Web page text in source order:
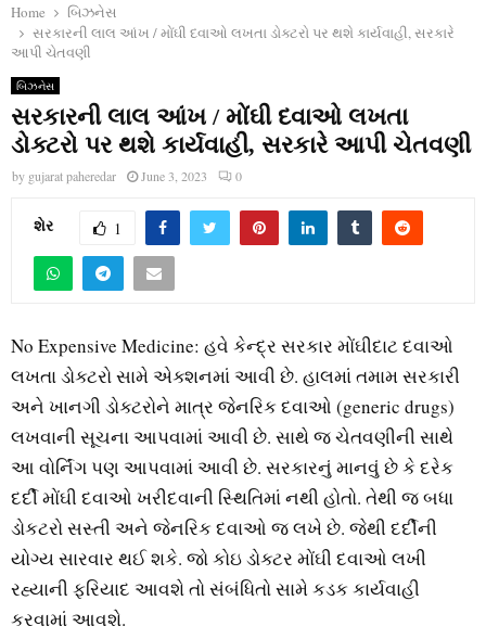
Home
બિઝનેસ
સરકારની લાલ આંખ / મોંઘી દવાઓ લખતા ડોક્ટરો પર થશે કાર્યવાહી, સરકારે
આપી ચેતવણી
બિઝનેસ
સરકારની લાલ આંખ / મોંઘી દવાઓ લખતા
ડોક્ટરો પર થશે કાર્યવાહી, સરકારે આપી ચેતવણી
by gujarat paheredar June 3, 2023 0
શેર 1
No Expensive Medicine: હવે કેન્દ્ર સરકાર મોંઘીદાટ દવાઓ
લખતા ડોક્ટરો સામે એક્શનમાં આવી છે. હાલમાં તમામ સરકારી
અને ખાનગી ડોક્ટરોને માત્ર જેનરિક દવાઓ (generic drugs)
લખવાની સૂચના આપવામાં આવી છે. સાથે જ ચેતવણીની સાથે
આ વોર્નિંગ પણ આપવામાં આવી છે. સરકારનું માનવું છે કે દરેક
દર્દી મોંઘી દવાઓ ખરીદવાની સ્થિતિમાં નથી હોતો. તેથી જ બધા
ડોકટરો સસ્તી અને જેનરિક દવાઓ જ લખે છે. જેથી દર્દીની
યોગ્ય સારવાર થઈ શકે. જો કોઇ ડોક્ટર મોંઘી દવાઓ લખી
રહ્યાની ફરિયાદ આવશે તો સંબંધિતો સામે કડક કાર્યવાહી
કરવામાં આવશે.